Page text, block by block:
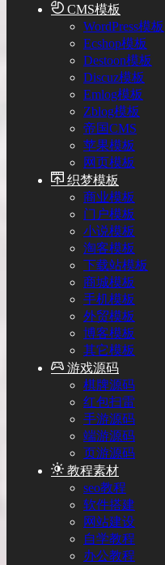
CMS模板
WordPress模板
Ecshop模板
Destoon模板
Discuz模板
Emlog模板
Zblog模板
帝国CMS
苹果模板
网页模板
织梦模板
商业模板
门户模板
小说模板
淘客模板
下载站模板
商城模板
手机模板
外贸模板
博客模板
其它模板
游戏源码
棋牌源码
红包扫雷
手游源码
端游源码
页游源码
教程素材
seo教程
软件搭建
网站建设
自学教程
办公教程